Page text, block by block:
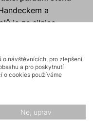
a
je ze silnice
m, mezi 5a–
nejjednodušší je
chytovatá.
o návštěvnících, pro zlepšení
a pro poskytnutí
o cookies používáme
Ne, uprav